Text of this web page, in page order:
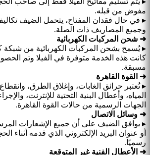
مفوض من قبله.
▸ في حال فقدان المفتاح، يتحمل الضيف
وجميع المصاريف ذات الصلة.
➜ شحن المركبات الكهربائية
▸ يُسمح بشحن المركبات الكهربائية من شبكة
كانت هذه الخدمة متوفرة في الفيلا وتم
مسبقة.
➜ القوة القاهرة
▸ تُعتبر حرائق الغابات، وإغلاق الطرق،
المياه، وأعطال البنية التحتية للإنترنت،
الجهات الرسمية من حالات القوة القاهرة.
➜ وسائل الاتصال
▸ يوافق الضيف على أن جميع الإشعارات
أو عنوان البريد الإلكتروني الذي قدمه أثناء
رسميًا.
➜ الأعطال الفنية غير المتوقعة